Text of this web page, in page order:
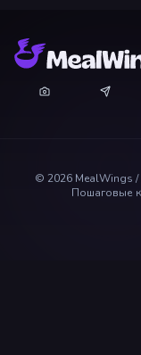
© 2026 MealWings
Пошаговые